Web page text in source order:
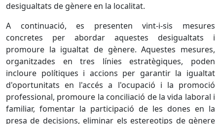
desigualtats de gènere en la localitat.
A continuació, es presenten vint-i-sis mesures
concretes per abordar aquestes desigualtats i
promoure la igualtat de gènere. Aquestes mesures,
organitzades en tres línies estratègiques, poden
incloure polítiques i accions per garantir la igualtat
d'oportunitats en l'accés a l'ocupació i la promoció
professional, promoure la conciliació de la vida laboral i
familiar, fomentar la participació de les dones en la
presa de decisions, eliminar els estereotips de gènere